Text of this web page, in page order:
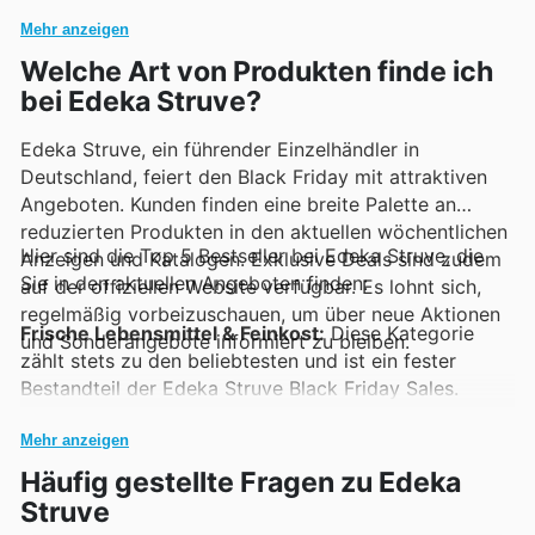
regelmäßig attraktive Deals und Sonderaktionen
präsentiert werden.
begrenzte Rabatte auf dem Laufenden zu halten.
Mehr anzeigen
Welche Art von Produkten finde ich
bei Edeka Struve?
Edeka Struve, ein führender Einzelhändler in
Deutschland, feiert den Black Friday mit attraktiven
Angeboten. Kunden finden eine breite Palette an
reduzierten Produkten in den aktuellen wöchentlichen
Anzeigen und Katalogen. Exklusive Deals sind zudem
auf der offiziellen Website verfügbar. Es lohnt sich,
regelmäßig vorbeizuschauen, um über neue Aktionen
und Sonderangebote informiert zu bleiben.
Hier sind die Top 5 Bestseller bei Edeka Struve, die
Sie in den aktuellen Angeboten finden:
Frische Lebensmittel & Feinkost:Diese Kategorie
zählt stets zu den beliebtesten und ist ein fester
Bestandteil der Edeka Struve Black Friday Sales.
Angebote, die ihre Weihnachtseinkäufe erleichtern.
Entdecken Sie die besten Deals in den Edeka Struve
offers.
Mehr anzeigen
Häufig gestellte Fragen zu Edeka
Struve